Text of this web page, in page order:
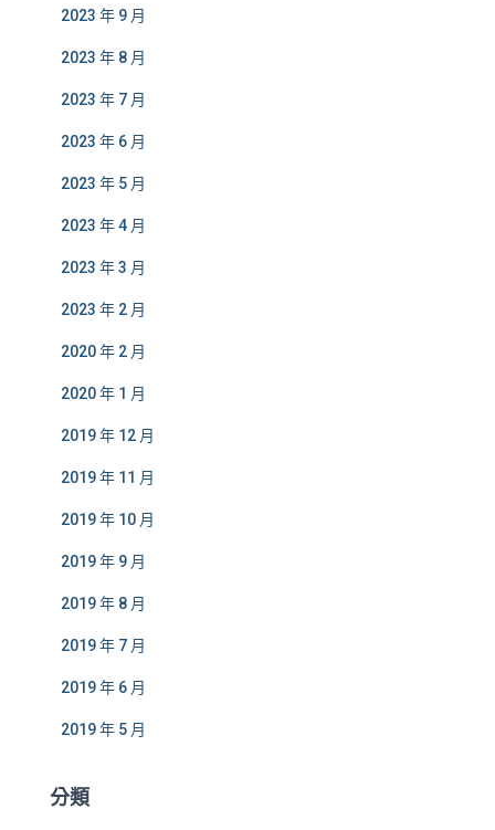
2023 年 9 月
2023 年 8 月
2023 年 7 月
2023 年 6 月
2023 年 5 月
2023 年 4 月
2023 年 3 月
2023 年 2 月
2020 年 2 月
2020 年 1 月
2019 年 12 月
2019 年 11 月
2019 年 10 月
2019 年 9 月
2019 年 8 月
2019 年 7 月
2019 年 6 月
2019 年 5 月
分類